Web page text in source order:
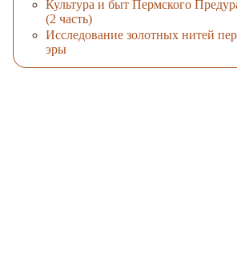
Культура и быт Пермского
(2 часть)
Исследование золотных нитей
эры